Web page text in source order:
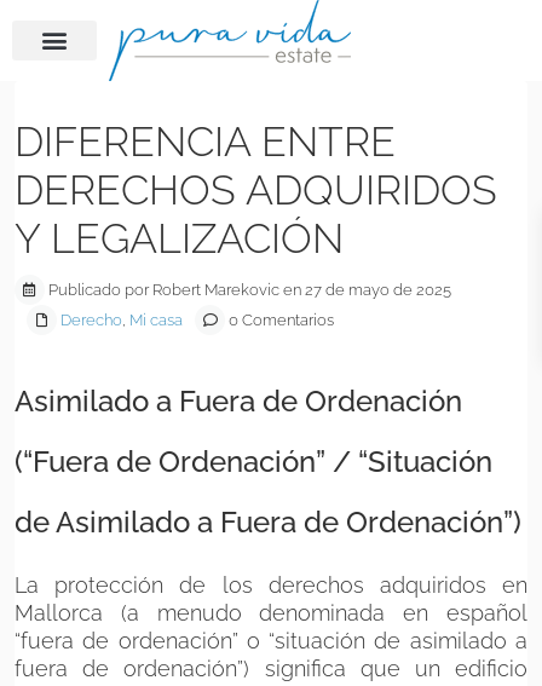
DIFERENCIA ENTRE
DERECHOS ADQUIRIDOS
Y LEGALIZACIÓN
Publicado por Robert Marekovic en 27 de mayo de 2025
Derecho Mi casa 0 Comentarios
Asimilado a Fuera de Ordenación
(“Fuera de Ordenación” / “Situación
de Asimilado a Fuera de Ordenación”)
La protección de los derechos adquiridos en
Mallorca (a menudo denominada en español
“fuera de ordenación” o “situación de asimilado a
fuera de ordenación”) significa que un edificio